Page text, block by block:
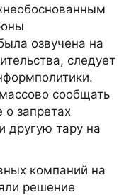
озвучена на
следует
сообщать
о запретах
другую тару на
компаний на
решение